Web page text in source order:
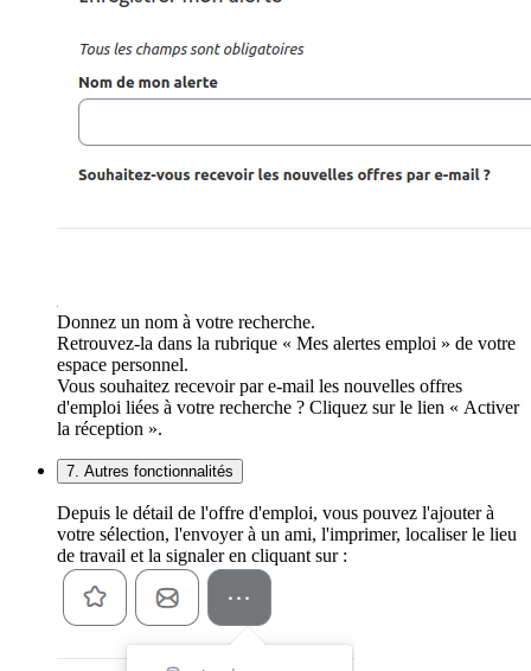
Donnez un nom à votre recherche.
Retrouvez-la dans la rubrique « Mes alertes emploi » de votre
espace personnel.
Vous souhaitez recevoir par e-mail les nouvelles offres
d'emploi liées à votre recherche ? Cliquez sur le lien « Activer
la réception ».
7. Autres fonctionnalités
Depuis le détail de l'offre d'emploi, vous pouvez l'ajouter à
votre sélection, l'envoyer à un ami, l'imprimer, localiser le lieu
de travail et la signaler en cliquant sur :